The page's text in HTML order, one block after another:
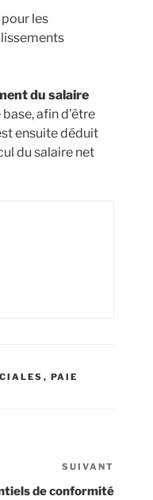
les
du salaire
afin d’être
ensuite déduit
du salaire net
, PAIE
suivant
SUIVANT
de conformité